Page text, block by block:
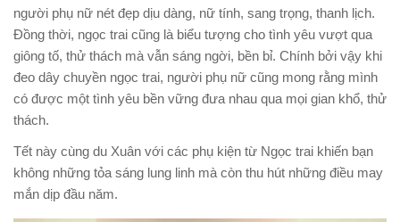
người phụ nữ nét đẹp dịu dàng, nữ tính, sang trọng, thanh lịch.
Đồng thời, ngọc trai cũng là biểu tượng cho tình yêu vượt qua
giông tố, thử thách mà vẫn sáng ngời, bền bỉ. Chính bởi vậy khi
đeo dây chuyền ngọc trai, người phụ nữ cũng mong rằng mình
có được một tình yêu bền vững đưa nhau qua mọi gian khổ, thử
thách.
Tết này cùng du Xuân với các phụ kiện từ Ngọc trai khiến bạn
không những tỏa sáng lung linh mà còn thu hút những điều may
mắn dịp đầu năm.